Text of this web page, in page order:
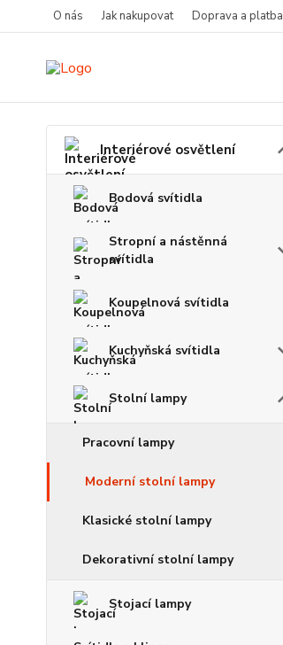
O nás Jak nakupovat Doprava a platba
Interiérové osvětlení
Bodová svítidla
Stropní a nástěnná
svítidla
Koupelnová svítidla
Kuchyňská svítidla
Stolní lampy
Pracovní lampy
Moderní stolní lampy
Klasické stolní lampy
Dekorativní stolní lampy
Stojací lampy